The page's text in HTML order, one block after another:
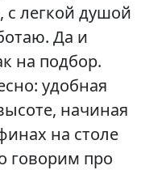
легкой душой
Да и
на подбор.
удобная
начиная
на столе
говорим про